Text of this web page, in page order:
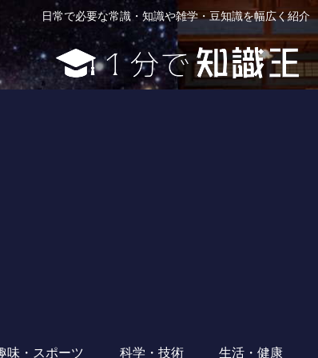
日常で必要な常識・知識や雑学・豆知識を幅広く紹介
味・スポーツ 科学・技術 生活・健康